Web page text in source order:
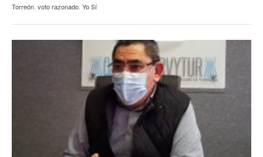
Torreón voto razonado Yo Sí